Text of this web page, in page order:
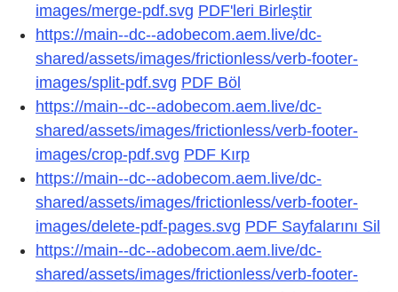
images/merge-pdf.svg PDF'leri Birleştir
https://main--dc--adobecom.aem.live/dc-
shared/assets/images/frictionless/verb-footer-
images/split-pdf.svg PDF Böl
https://main--dc--adobecom.aem.live/dc-
shared/assets/images/frictionless/verb-footer-
images/crop-pdf.svg PDF Kırp
https://main--dc--adobecom.aem.live/dc-
shared/assets/images/frictionless/verb-footer-
images/delete-pdf-pages.svg PDF Sayfalarını Sil
https://main--dc--adobecom.aem.live/dc-
shared/assets/images/frictionless/verb-footer-